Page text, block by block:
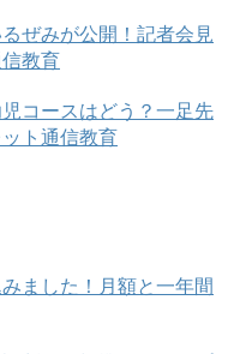
ぜみが公開！記者会見
教育
コースはどう？一足先
ト通信教育
ました！月額と一年間